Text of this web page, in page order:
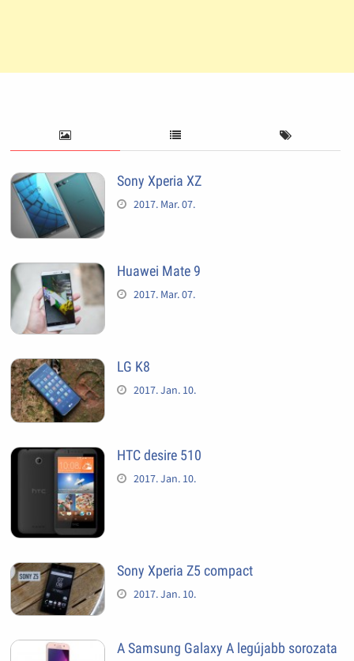
Sony Xperia XZ
2017. Mar. 07.
Huawei Mate 9
2017. Mar. 07.
LG K8
2017. Jan. 10.
HTC desire 510
2017. Jan. 10.
Sony Xperia Z5 compact
2017. Jan. 10.
A Samsung Galaxy A legújabb sorozata